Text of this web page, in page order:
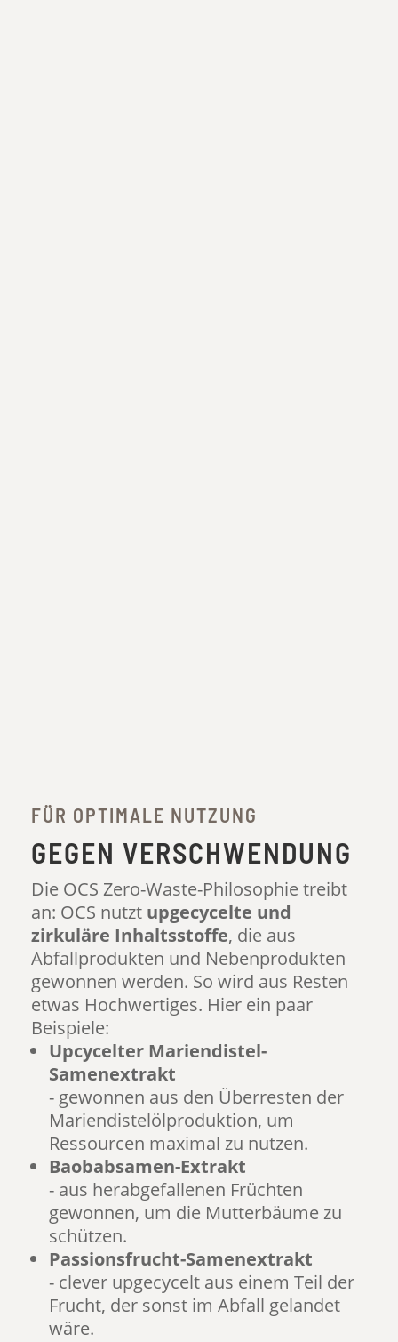
FÜR OPTIMALE NUTZUNG
GEGEN VERSCHWENDUNG
Die OCS Zero-Waste-Philosophie treibt
an: OCS nutzt upgecycelte und
zirkuläre Inhaltsstoffe, die aus
Abfallprodukten und Nebenprodukten
gewonnen werden. So wird aus Resten
etwas Hochwertiges. Hier ein paar
Beispiele:
Upcycelter Mariendistel-
Samenextrakt
- gewonnen aus den Überresten der
Mariendistelölproduktion, um
Ressourcen maximal zu nutzen.
Baobabsamen-Extrakt
- aus herabgefallenen Früchten
gewonnen, um die Mutterbäume zu
schützen.
Passionsfrucht-Samenextrakt
- clever upgecycelt aus einem Teil der
Frucht, der sonst im Abfall gelandet
wäre.